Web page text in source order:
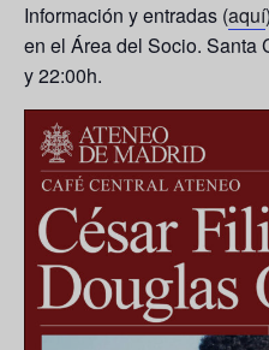
Información y entradas (aquí
en el Área del Socio. Santa
y 22:00h.